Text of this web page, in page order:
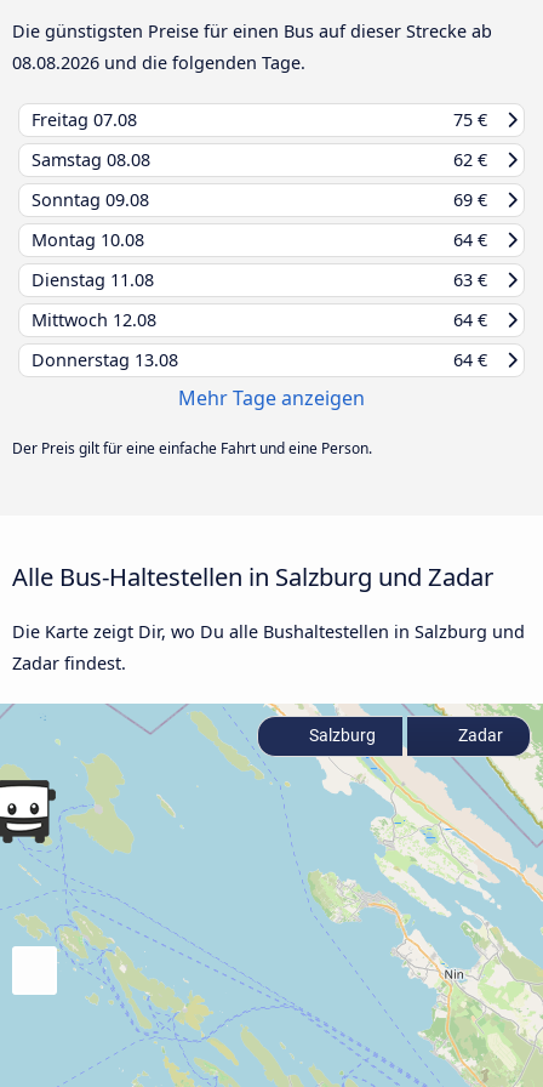
Die günstigsten Preise für einen Bus auf dieser Strecke ab
08.08.2026 und die folgenden Tage.
Freitag 07.08
75 €
Samstag 08.08
62 €
Sonntag 09.08
69 €
Montag 10.08
64 €
Dienstag 11.08
63 €
Mittwoch 12.08
64 €
Donnerstag 13.08 64 €
Mehr Tage anzeigen
Der Preis gilt für eine einfache Fahrt und eine Person.
Alle Bus-Haltestellen in Salzburg und Zadar
Die Karte zeigt Dir, wo Du alle Bushaltestellen in Salzburg und
Zadar findest.
Salzburg Zadar